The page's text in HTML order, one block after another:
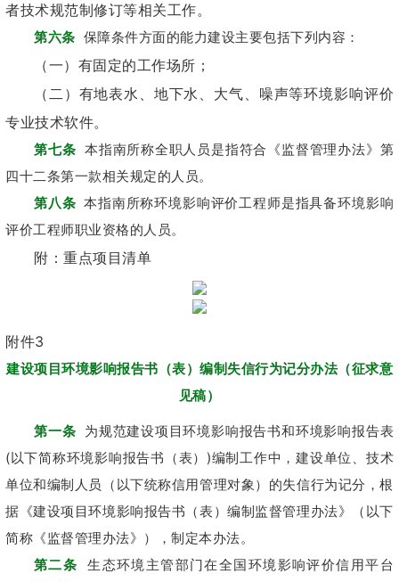
者技术规范制修订等相关工作。
第六条 保障条件方面的能力建设主要包括下列内容：
（一）有固定的工作场所；
（二）有地表水、地下水、大气、噪声等环境影响评价
专业技术软件。
第七条 本指南所称全职人员是指符合《监督管理办法》第
四十二条第一款相关规定的人员。
第八条 本指南所称环境影响评价工程师是指具备环境影响
评价工程师职业资格的人员。
附：重点项目清单
附件3
建设项目环境影响报告书（表）编制失信行为记分办法（征求意
见稿）
第一条 为规范建设项目环境影响报告书和环境影响报告表
(以下简称环境影响报告书（表）)编制工作中，建设单位、技术
单位和编制人员（以下统称信用管理对象）的失信行为记分，根
据《建设项目环境影响报告书（表）编制监督管理办法》（以下
简称《监督管理办法》），制定本办法。
第二条 生态环境主管部门在全国环境影响评价信用平台